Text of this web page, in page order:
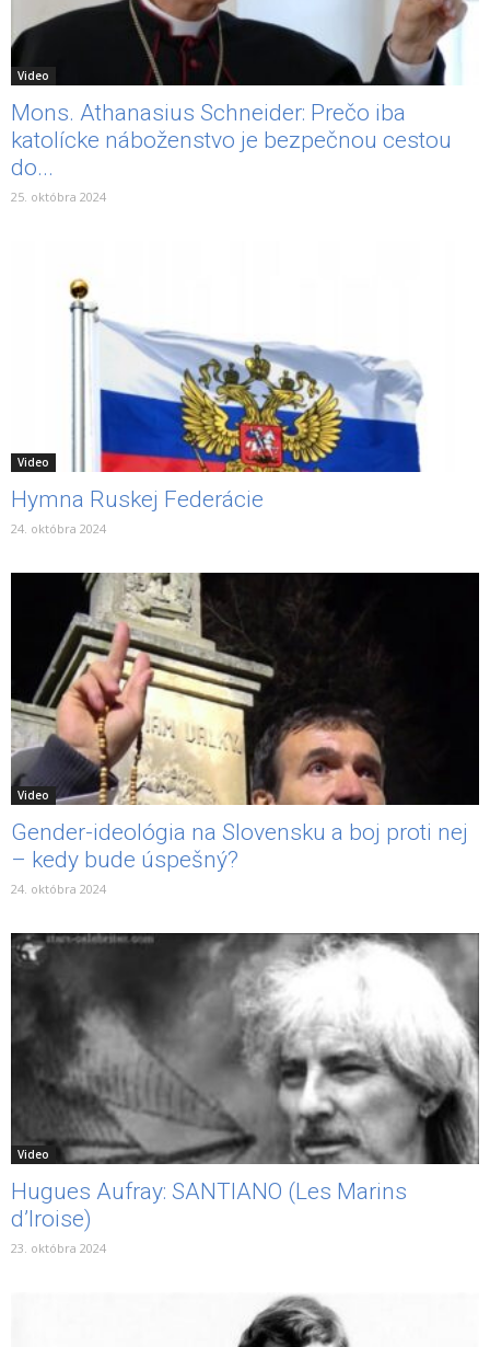
Video
Mons. Athanasius Schneider: Prečo iba
katolícke náboženstvo je bezpečnou cestou
do...
25. októbra 2024
Video
Hymna Ruskej Federácie
24. októbra 2024
Video
Gender-ideológia na Slovensku a boj proti nej
– kedy bude úspešný?
24. októbra 2024
Video
Hugues Aufray: SANTIANO (Les Marins
d’Iroise)
23. októbra 2024